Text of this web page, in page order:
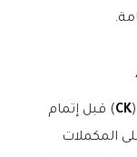
(
CK) قبل إتمام
المكملات